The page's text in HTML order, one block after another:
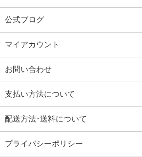
公式ブログ
マイアカウント
お問い合わせ
支払い方法について
配送方法･送料について
プライバシーポリシー